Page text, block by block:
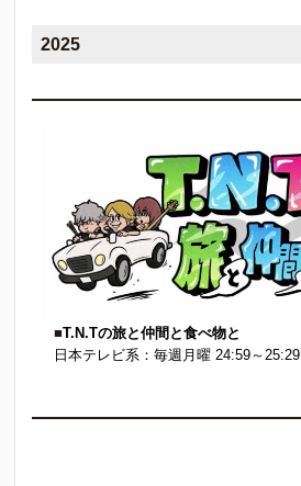
2025
■T.N.Tの旅と仲間と食べ物と
日本テレビ系：毎週月曜 24:59～25:29